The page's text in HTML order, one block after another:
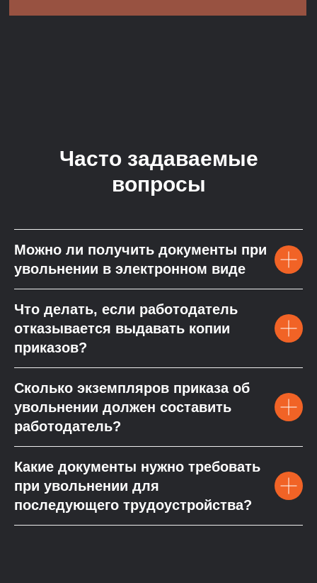
Часто задаваемые
вопросы
Можно ли получить документы при
увольнении в электронном виде
Что делать, если работодатель
отказывается выдавать копии
приказов?
Сколько экземпляров приказа об
увольнении должен составить
работодатель?
Какие документы нужно требовать
при увольнении для
последующего трудоустройства?